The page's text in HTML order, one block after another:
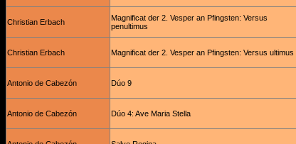
Christian Erbach
Magnificat der 2. Vesper an Pfingsten: Versus
penultimus
Christian Erbach Magnificat der 2. Vesper an Pfingsten: Versus ultimus
Antonio de Cabezón Dúo 9
Antonio de Cabezón Dúo 4: Ave Maria Stella